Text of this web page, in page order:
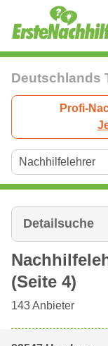
Deutschlands
Profi-
Detailsuche
(Seite 4)
143Anbieter